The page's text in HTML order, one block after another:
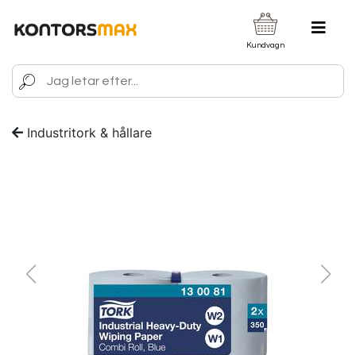
Kundvagn
Industritork & hållare